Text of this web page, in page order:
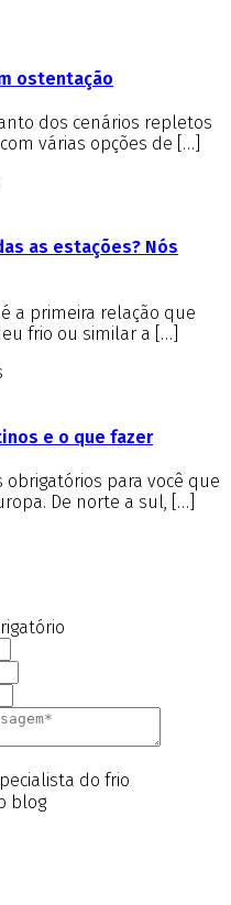
ostentação
dos cenários repletos
várias opções de […]
as estações? Nós
a primeira relação que
frio ou similar a […]
e o que fazer
para você que
De norte a sul, […]
do frio
blog